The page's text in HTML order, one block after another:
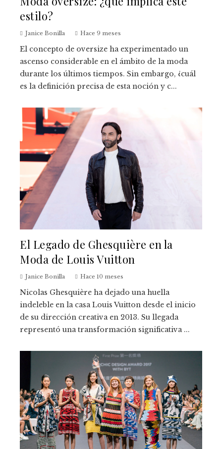
estilo?
Janice Bonilla Hace 9 meses
El concepto de oversize ha experimentado un
ascenso considerable en el ámbito de la moda
durante los últimos tiempos. Sin embargo, ¿cuál
es la definición precisa de esta noción y c...
El Legado de Ghesquière en la
Moda de Louis Vuitton
Janice Bonilla Hace 10 meses
Nicolas Ghesquière ha dejado una huella
indeleble en la casa Louis Vuitton desde el inicio
de su dirección creativa en 2013. Su llegada
representó una transformación significativa ...